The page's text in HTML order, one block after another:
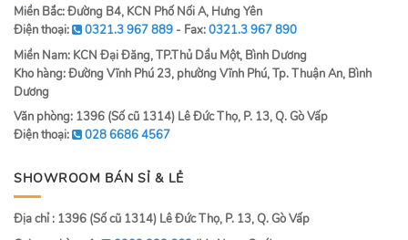
Miền Bắc: Đường B4, KCN Phố Nối A, Hưng Yên
Điện thoại:
0321.3 967 889 - Fax:0321.3 967 890
Miền Nam: KCN Đại Đăng, TP.Thủ Dầu Một, Bình Dương
Kho hàng: Đường Vĩnh Phú 23, phường Vĩnh Phú, Tp. Thuận An, Bình
Dương
Văn phòng: 1396 (Số cũ 1314) Lê Đức Thọ, P. 13, Q. Gò Vấp
Điện thoại:
028 6686 4567
SHOWROOM BÁN SỈ & LẺ
Địa chỉ : 1396 (Số cũ 1314) Lê Đức Thọ, P. 13, Q. Gò Vấp